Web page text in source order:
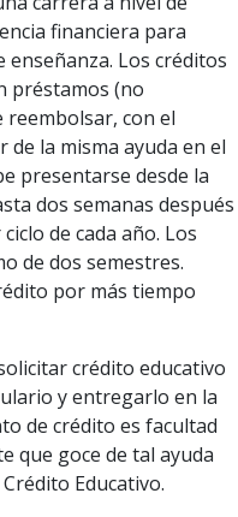
financiera para
Los créditos
préstamos (no
con el
la misma ayuda en el
presentarse desde la
dos semanas después
de cada año. Los
de dos semestres.
por más tiempo
crédito educativo
y entregarlo en la
de crédito es facultad
que goce de tal ayuda
Educativo.